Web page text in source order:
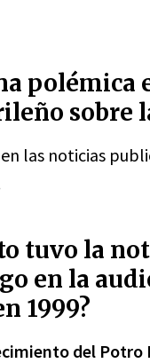
polémica
sobre
las noticias
tuvo la
en la
1999?
del Potro